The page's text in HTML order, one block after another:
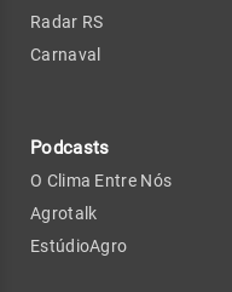
Radar RS
Carnaval
Podcasts
O Clima Entre Nós
Agrotalk
EstúdioAgro